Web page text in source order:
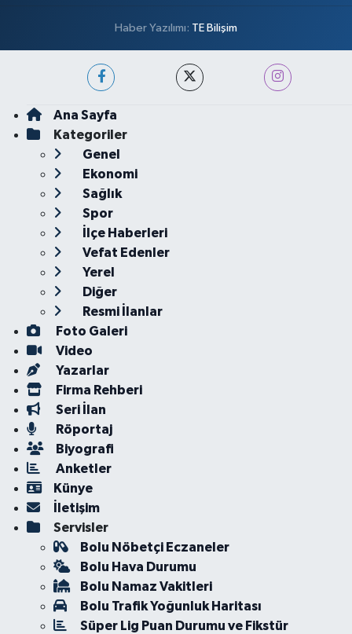
Haber Yazılımı: TE Bilişim
Ana Sayfa
Kategoriler
Genel
Ekonomi
Sağlık
Spor
İlçe Haberleri
Vefat Edenler
Yerel
Diğer
Resmi İlanlar
Foto Galeri
Video
Yazarlar
Firma Rehberi
Seri İlan
Röportaj
Biyografi
Anketler
Künye
İletişim
Servisler
Bolu Nöbetçi Eczaneler
Bolu Hava Durumu
Bolu Namaz Vakitleri
Bolu Trafik Yoğunluk Haritası
Süper Lig Puan Durumu ve Fikstür